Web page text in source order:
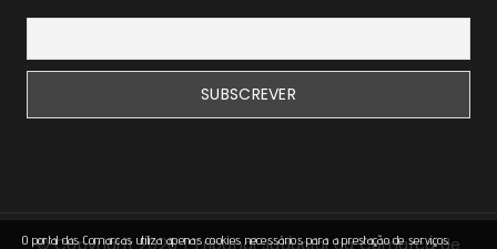
© Copyright 2026 | Tribunal Juducial da Comarca de
O portal das Comarcas utiliza apenas cookies necessários para a prestação de serviços.